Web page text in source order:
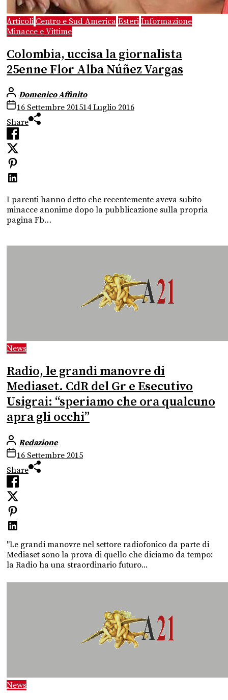
Articoli Centro e Sud America Esteri Informazione
Minacce e Vittime
Colombia, uccisa la giornalista
25enne Flor Alba Núñez Vargas
Domenico Affinito
16 Settembre 201514 Luglio 2016
Share
I parenti hanno detto che recentemente aveva subito
minacce anonime dopo la pubblicazione sulla propria
pagina Fb…
News
Radio, le grandi manovre di
Mediaset. CdR del Gr e Esecutivo
Usigrai: “speriamo che ora qualcuno
apra gli occhi”
Redazione
16 Settembre 2015
Share
"Le grandi manovre nel settore radiofonico da parte di
Mediaset sono la prova di quello che diciamo da tempo:
la Radio ha una straordinario futuro...
News